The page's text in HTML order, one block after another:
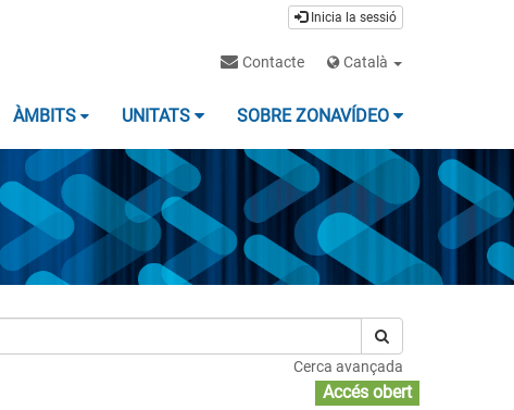
Inicia la sessió
Contacte Català
ÀMBITS UNITATS SOBRE ZONAVÍDEO
Cerca avançada
Accés obert